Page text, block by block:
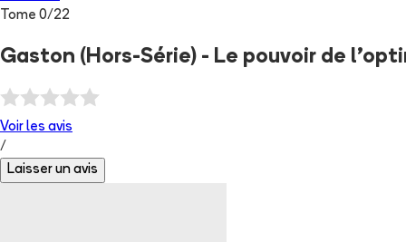
Tome 0/22
Gaston (Hors-Série) - Le pouvoir de
Voir les avis
/
Laisser un avis